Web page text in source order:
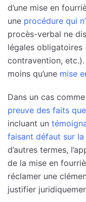
d’une mise en
une procédure qui
procès-verbal ne
légales obligatoires
contravention, etc.).
moins qu’une mise
Dans un cas
preuve des faits
incluant un
faisant défaut sur
d’autres termes,
de la mise en
réclamer une
justifier